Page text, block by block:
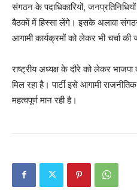
संगठन के पदाधिकारियों,
बैठकों में हिस्सा लेंगे। इसके अलावा
आगामी कार्यक्रमों को लेकर भी चर्चा की
राष्ट्रीय अध्यक्ष के दौरे को लेकर
मिल रहा है। पार्टी इसे आगामी
महत्वपूर्ण मान रही है।